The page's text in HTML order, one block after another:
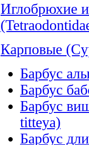
Иглобрюхие
Карповые
Барбус
Барбус
Барбус
titteya)
Барбус